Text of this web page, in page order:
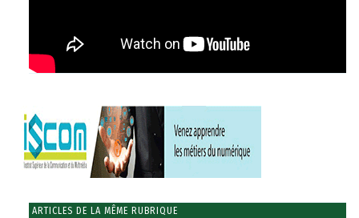
ARTICLES DE LA MÊME RUBRIQUE